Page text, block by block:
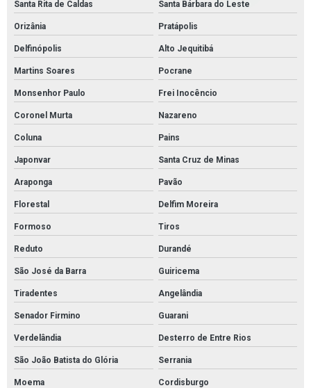
Santa Rita de Caldas Santa Bárbara do Leste
Orizânia Pratápolis
Delfinópolis Alto Jequitibá
Martins Soares Pocrane
Monsenhor Paulo Frei Inocêncio
Coronel Murta Nazareno
Coluna Pains
Japonvar Santa Cruz de Minas
Araponga Pavão
Florestal Delfim Moreira
Formoso Tiros
Reduto Durandé
São José da Barra Guiricema
Tiradentes Angelândia
Senador Firmino Guarani
Verdelândia Desterro de Entre Rios
São João Batista do Glória Serrania
Moema Cordisburgo